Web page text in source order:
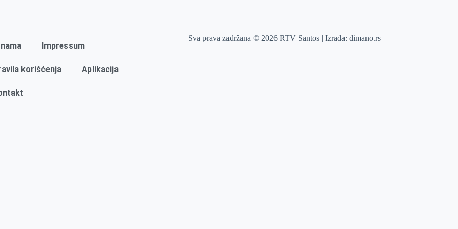
Impressum
korišćenja Aplikacija
Sva prava zadržana © 2026 RTV Santos | Izrada:dimano.rs